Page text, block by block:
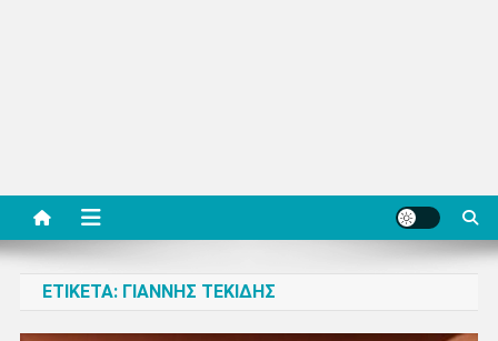
ΕΤΙΚΈΤΑ: ΓΙΆΝΝΗΣ ΤΕΚΊΔΗΣ